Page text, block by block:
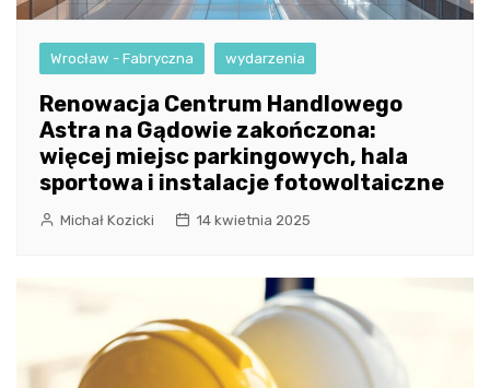
Wrocław - Fabryczna wydarzenia
Renowacja Centrum Handlowego
Astra na Gądowie zakończona:
więcej miejsc parkingowych, hala
sportowa i instalacje fotowoltaiczne
Michał Kozicki 14 kwietnia 2025